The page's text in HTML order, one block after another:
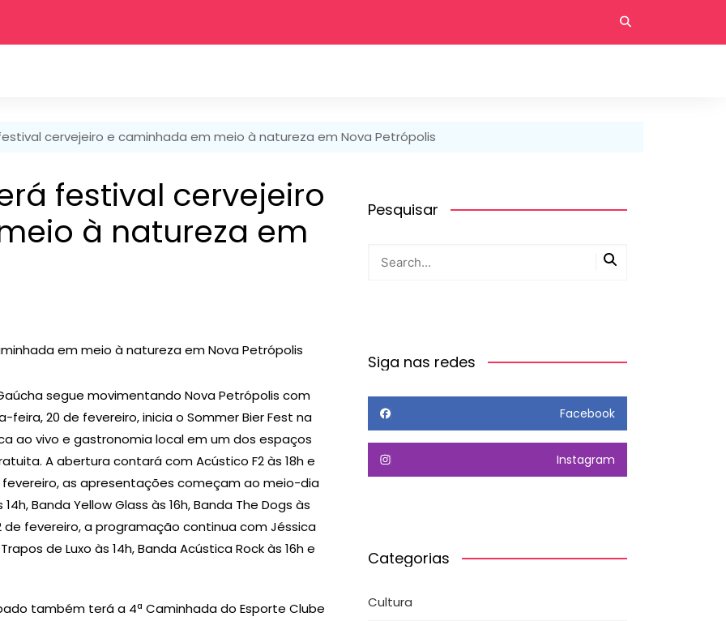
cervejeiro e caminhada em meio à natureza em Nova Petrópolis
festival cervejeiro
à natureza em
segue movimentando Nova Petrópolis com
20 de fevereiro, inicia o Sommer Bier Fest na
ao vivo e gastronomia local em um dos espaços
A abertura contará com Acústico F2 às 18h e
fevereiro, as apresentações começam ao meio-dia
Banda Yellow Glass às 16h, Banda The Dogs às
de fevereiro, a programação continua com Jéssica
de Luxo às 14h, Banda Acústica Rock às 16h e
também terá a 4ª Caminhada do Esporte Clube
Pesquisar
Siga nas redes
Facebook
Instagram
Categorias
Cultura